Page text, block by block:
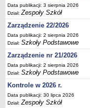
Sprawozdania
Deklaracja dostępności
PORADNIE
Zespół Poradni
BIURO FINANSÓW OŚWIATY
Dane podstawowe
Statut
Majątek
Godziny dyżurów
Data publikacji: 3 sierpnia 2026
Dział:Zespoły Szkół
Zarządzenie 22/2026
Data publikacji: 2 sierpnia 2026
Dział:Szkoły Podstawowe
Zarządzenie nr 21/2026
Data publikacji: 2 sierpnia 2026
Dział:Szkoły Podstawowe
Kontrole w 2026 r.
Data publikacji: 30 lipca 2026
Dział:Zespoły Szkół